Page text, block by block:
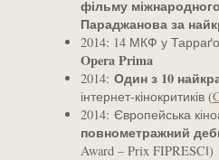
фільму
Параджанова за
2014: 14 МКФ у
Opera Prima
2014: Один з 10
інтернет-кінокритиків (
2014: Європейська
повнометражний
Award – Prix FIPRESCІ)